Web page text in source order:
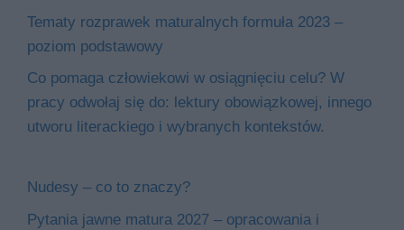
Tematy rozprawek maturalnych formuła 2023 –
poziom podstawowy
Co pomaga człowiekowi w osiągnięciu celu? W
pracy odwołaj się do: lektury obowiązkowej, innego
utworu literackiego i wybranych kontekstów.
Nudesy – co to znaczy?
Pytania jawne matura 2027 – opracowania i